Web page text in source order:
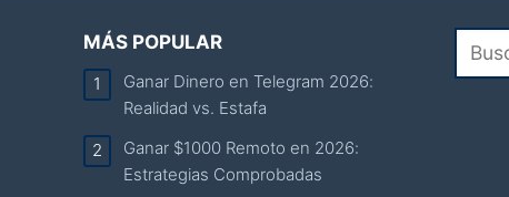
MÁS POPULAR
Ganar Dinero en Telegram 2026:
Realidad vs. Estafa
Ganar $1000 Remoto en 2026:
Estrategias Comprobadas